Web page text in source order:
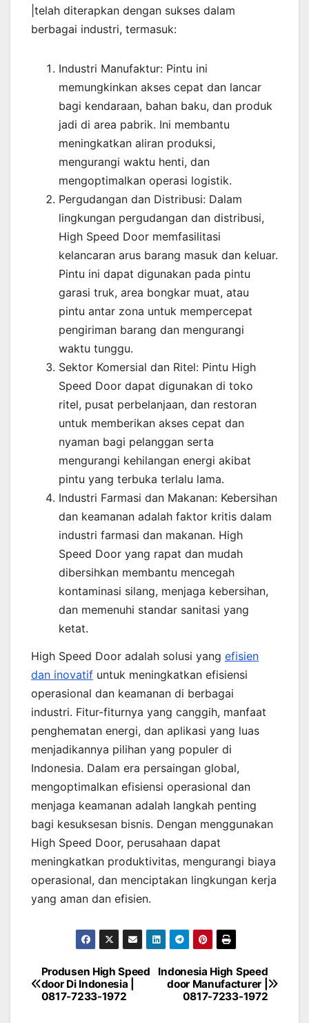
|telah diterapkan dengan sukses dalam
berbagai industri, termasuk:
Industri Manufaktur: Pintu ini
memungkinkan akses cepat dan lancar
bagi kendaraan, bahan baku, dan produk
jadi di area pabrik. Ini membantu
meningkatkan aliran produksi,
mengurangi waktu henti, dan
mengoptimalkan operasi logistik.
Pergudangan dan Distribusi: Dalam
lingkungan pergudangan dan distribusi,
High Speed Door memfasilitasi
kelancaran arus barang masuk dan keluar.
Pintu ini dapat digunakan pada pintu
garasi truk, area bongkar muat, atau
pintu antar zona untuk mempercepat
pengiriman barang dan mengurangi
waktu tunggu.
Sektor Komersial dan Ritel: Pintu High
Speed Door dapat digunakan di toko
ritel, pusat perbelanjaan, dan restoran
untuk memberikan akses cepat dan
nyaman bagi pelanggan serta
mengurangi kehilangan energi akibat
pintu yang terbuka terlalu lama.
Industri Farmasi dan Makanan: Kebersihan
dan keamanan adalah faktor kritis dalam
industri farmasi dan makanan. High
Speed Door yang rapat dan mudah
dibersihkan membantu mencegah
kontaminasi silang, menjaga kebersihan,
dan memenuhi standar sanitasi yang
ketat.
High Speed Door adalah solusi yang efisien
dan inovatif untuk meningkatkan efisiensi
operasional dan keamanan di berbagai
industri. Fitur-fiturnya yang canggih, manfaat
penghematan energi, dan aplikasi yang luas
menjadikannya pilihan yang populer di
Indonesia. Dalam era persaingan global,
mengoptimalkan efisiensi operasional dan
menjaga keamanan adalah langkah penting
bagi kesuksesan bisnis. Dengan menggunakan
High Speed Door, perusahaan dapat
meningkatkan produktivitas, mengurangi biaya
operasional, dan menciptakan lingkungan kerja
yang aman dan efisien.
Post
navigation
Indonesia High Speed
door Manufacturer |
0817-7233-1972
Produsen High Speed
door Di Indonesia |
0817-7233-1972